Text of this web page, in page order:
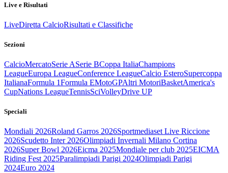
Live e Risultati
LiveDiretta CalcioRisultati e Classifiche
Sezioni
CalcioMercatoSerie ASerie BCoppa ItaliaChampions
LeagueEuropa LeagueConference LeagueCalcio EsteroSupercoppa
ItalianaFormula 1Formula EMotoGPAltri MotoriBasketAmerica's
CupNations LeagueTennisSciVolleyDrive UP
Speciali
Mondiali 2026Roland Garros 2026Sportmediaset Live Riccione
2026Scudetto Inter 2026Olimpiadi Invernali Milano Cortina
2026Super Bowl 2026Eicma 2025Mondiale per club 2025EICMA
Riding Fest 2025Paralimpiadi Parigi 2024Olimpiadi Parigi
2024Euro 2024